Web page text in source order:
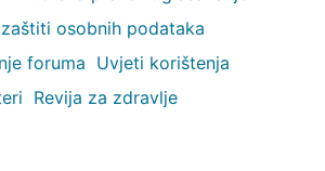
osobnih podataka
foruma Uvjeti korištenja
Revija za zdravlje